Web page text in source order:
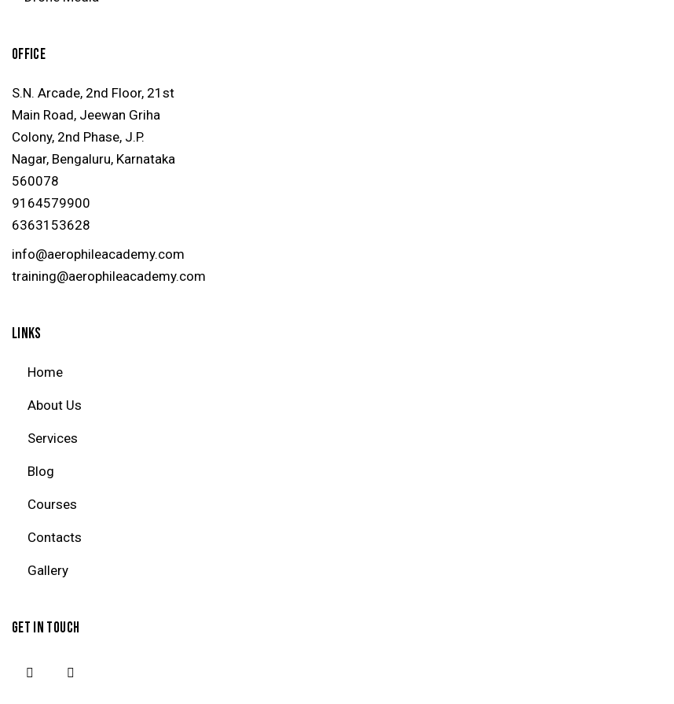
OFFICE
S.N. Arcade, 2nd Floor, 21st
Main Road, Jeewan Griha
Colony, 2nd Phase, J.P.
Nagar, Bengaluru, Karnataka
560078
9164579900
6363153628
info@aerophileacademy.com
training@aerophileacademy.com
LINKS
Home
About Us
Services
Blog
Courses
Contacts
Gallery
GET IN TOUCH
facebook-instagram